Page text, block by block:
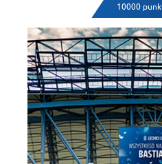
10000